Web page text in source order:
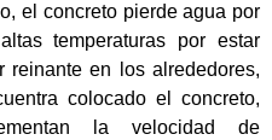
el concreto pierde agua por
temperaturas por estar
en los alrededores,
colocado el concreto,
la velocidad de